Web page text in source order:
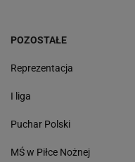
POZOSTAŁE
Reprezentacja
I liga
Puchar Polski
MŚ w Piłce Nożnej